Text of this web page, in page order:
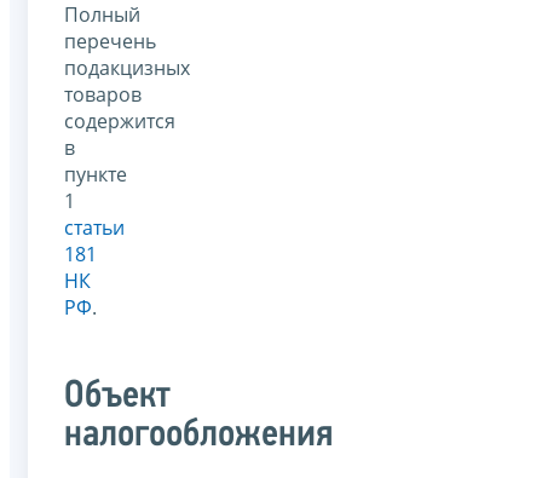
Полный
перечень
подакцизных
товаров
содержится
в
пункте
1
статьи
181
НК
РФ.
Объект
налогообложения